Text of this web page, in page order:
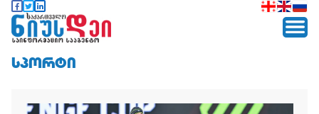
ᲡᲞᲝᲠᲢᲘ